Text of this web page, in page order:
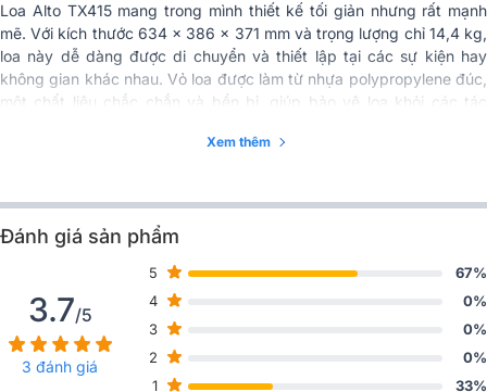
Chân loa cao su
Gắn cột loa Khe cắm cột đường kính 36 mm
Nhập khẩu & Phân
phối
CÔNG TY TNHH QUỐC TẾ BK
Loa Alto TX415 mang trong mình thiết kế tối giản nhưng rất mạnh
mẽ. Với kích thước 634 x 386 x 371 mm và trọng lượng chỉ 14,4 kg,
loa này dễ dàng được di chuyển và thiết lập tại các sự kiện hay
không gian khác nhau. Vỏ loa được làm từ nhựa polypropylene đúc,
một chất liệu chắc chắn và bền bỉ, giúp bảo vệ loa khỏi các tác
toàn phần, không chỉ giúp bảo vệ loa mà còn nâng cao tính thẩm
Xem thêm
Đánh giá sản phẩm
3.7/5
3 đánh giá
5
67%
4
0%
3
0%
2
0%
1
33%